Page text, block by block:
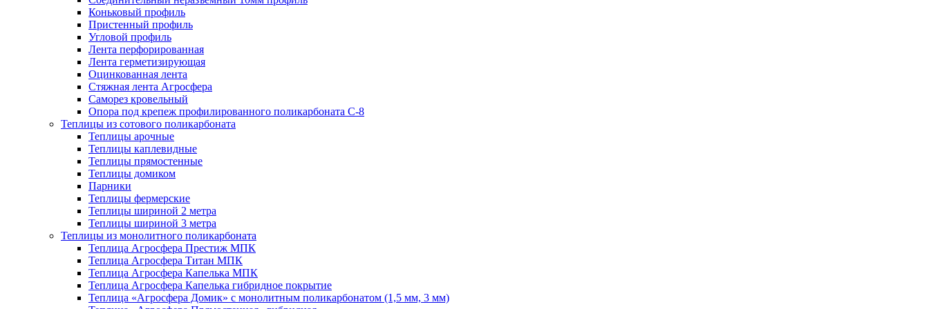
Коньковый профиль
Пристенный профиль
Угловой профиль
Лента перфорированная
Лента герметизирующая
Оцинкованная лента
Стяжная лента Агросфера
Саморез кровельный
Опора под крепеж профилированного поликарбоната С-8
Теплицы из сотового поликарбоната
Теплицы арочные
Теплицы каплевидные
Теплицы прямостенные
Теплицы домиком
Парники
Теплицы фермерские
Теплицы шириной 2 метра
Теплицы шириной 3 метра
Теплицы из монолитного поликарбоната
Теплица Агросфера Престиж МПК
Теплица Агросфера Титан МПК
Теплица Агросфера Капелька МПК
Теплица Агросфера Капелька гибридное покрытие
Теплица «Агросфера Домик» с монолитным поликарбонатом (1,5 мм, 3 мм)